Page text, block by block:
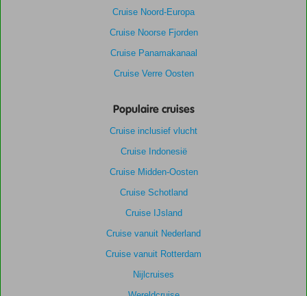
Cruise Noord-Europa
Cruise Noorse Fjorden
Cruise Panamakanaal
Cruise Verre Oosten
Populaire cruises
Cruise inclusief vlucht
Cruise Indonesië
Cruise Midden-Oosten
Cruise Schotland
Cruise IJsland
Cruise vanuit Nederland
Cruise vanuit Rotterdam
Nijlcruises